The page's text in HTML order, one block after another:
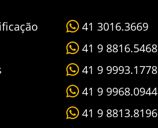
41 3016.3669
41 9 8816.5468
41 9 9993.1778
41 9 9968.0944
41 9 8813.8196